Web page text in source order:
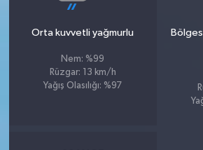
Orta kuvvetli yağmurlu
Nem: %99
Rüzgar: 13 km/h
Yağış Olasılığı: %97